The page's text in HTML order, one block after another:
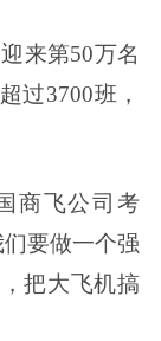
来第50万名
过3700班，
商飞公司考
要做一个强
把大飞机搞